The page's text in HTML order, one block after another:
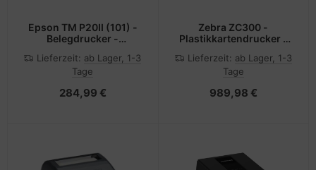
Epson TM P20II (101) -
Belegdrucker -
Lieferzeit: ab Lager, 1-3
Tage
284,99 €
Zebra ZC300 -
Plastikkartendrucker -
Thermosublimation/
Übertragung - CR-80
Lieferzeit: ab Lager, 1-3
Tage
989,98 €